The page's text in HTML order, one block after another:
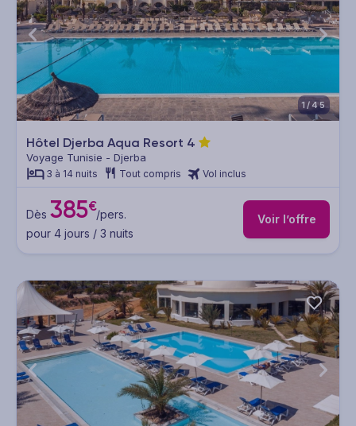
1/45
Hôtel Djerba Aqua Resort 4
Voyage Tunisie - Djerba
3 à 14 nuits Tout compris Vol inclus
Dès 385€/pers.
pour 4 jours / 3 nuits
Voir l’offre